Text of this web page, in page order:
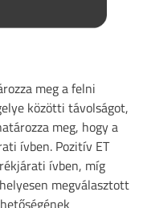
meg a felni
közötti távolságot,
meg, hogy a
ívben. Pozitív ET
ívben, míg
megválasztott